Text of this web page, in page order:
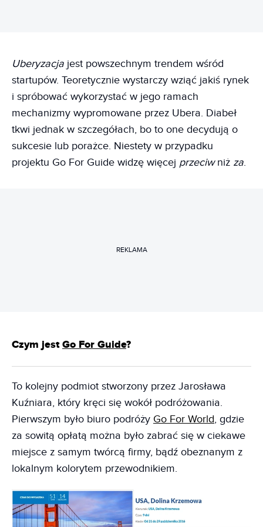
Uberyzacja jest powszechnym trendem wśród
startupów. Teoretycznie wystarczy wziąć jakiś rynek
i spróbować wykorzystać w jego ramach
mechanizmy wypromowane przez Ubera. Diabeł
tkwi jednak w szczegółach, bo to one decydują o
sukcesie lub porażce. Niestety w przypadku
projektu Go For Guide widzę więcej przeciwniż za.
REKLAMA
Czym jestGo For Guide?
To kolejny podmiot stworzony przez Jarosława
Kuźniara, który kręci się wokół podróżowania.
Pierwszym było biuro podróży Go For World, gdzie
za sowitą opłatą można było zabrać się w ciekawe
miejsce z samym twórcą firmy, bądź obeznanym z
lokalnym kolorytem przewodnikiem.